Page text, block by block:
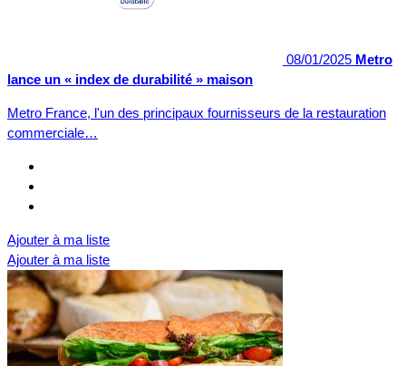
08/01/2025 Metro
lance un « index de durabilité » maison
Metro France, l'un des principaux fournisseurs de la restauration
commerciale…
Ajouter à ma liste
Ajouter à ma liste